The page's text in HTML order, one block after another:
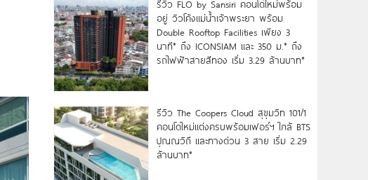
รีวิว FLO by Sansiri คอนโดใหม่พร้อม
อยู่ วิวโค้งแม่น้ำเจ้าพระยา พร้อม
Double Rooftop Facilities เพียง 3
นาที* ถึง ICONSIAM และ 350 ม.* ถึง
รถไฟฟ้าสายสีทอง เริ่ม 3.29 ล้านบาท*
รีวิว The Coopers Cloud สุขุมวิท 101/1
คอนโดใหม่แต่งครบพร้อมเฟอร์ฯ ใกล้ BTS
ปุณณวิถี และทางด่วน 3 สาย เริ่ม 2.29
ล้านบาท*